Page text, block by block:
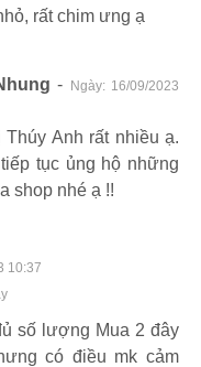
rất chim ưng ạ
- Ngày: 16/09/2023
Anh rất nhiều ạ.
tục ủng hộ những
shop nhé ạ !!
10:37
số lượng Mua 2 đây
có điều mk cảm